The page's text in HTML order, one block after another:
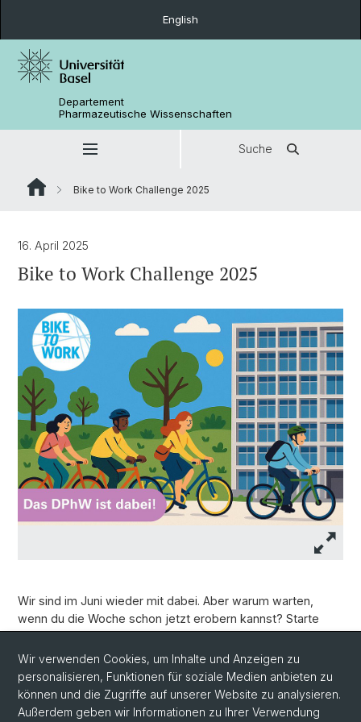
English
Departement
Pharmazeutische Wissenschaften
Suche
Bike to Work Challenge 2025
16. April 2025
Bike to Work Challenge 2025
Wir sind im Juni wieder mit dabei. Aber warum warten,
wenn du die Woche schon jetzt erobern kannst? Starte
deinen Tag mit einer Velofahrt zur Arbeit und geniesse den
freien Kopf.
Anmeldungen nimmt Claudia Immeli entgegen.
Wir verwenden Cookies, um Inhalte und Anzeigen zu
personalisieren, Funktionen für soziale Medien anbieten zu
können und die Zugriffe auf unserer Website zu analysieren.
Außerdem geben wir Informationen zu Ihrer Verwendung